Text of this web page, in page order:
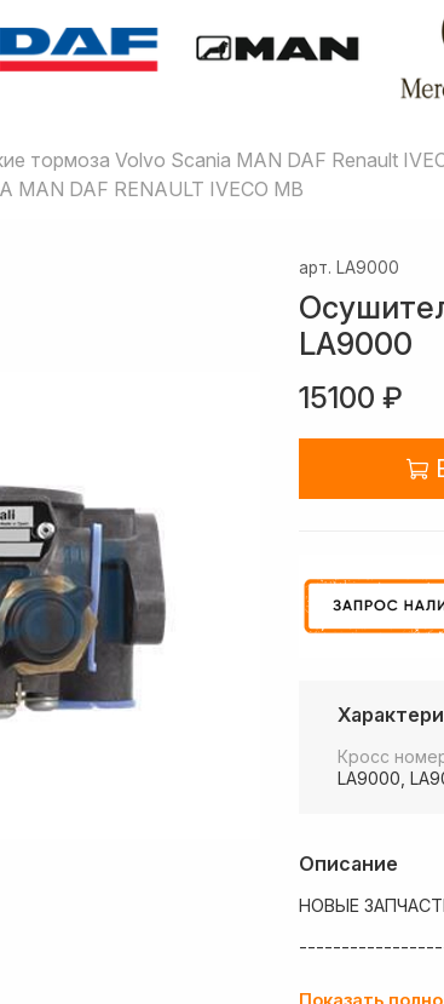
тормоза Volvo Scania MAN DAF Renault
MAN DAF RENAULT IVECO MB
арт. LA9000
LA9000
15100 ₽
Описание
НОВЫЕ
Показать
Кросс
LA9000,